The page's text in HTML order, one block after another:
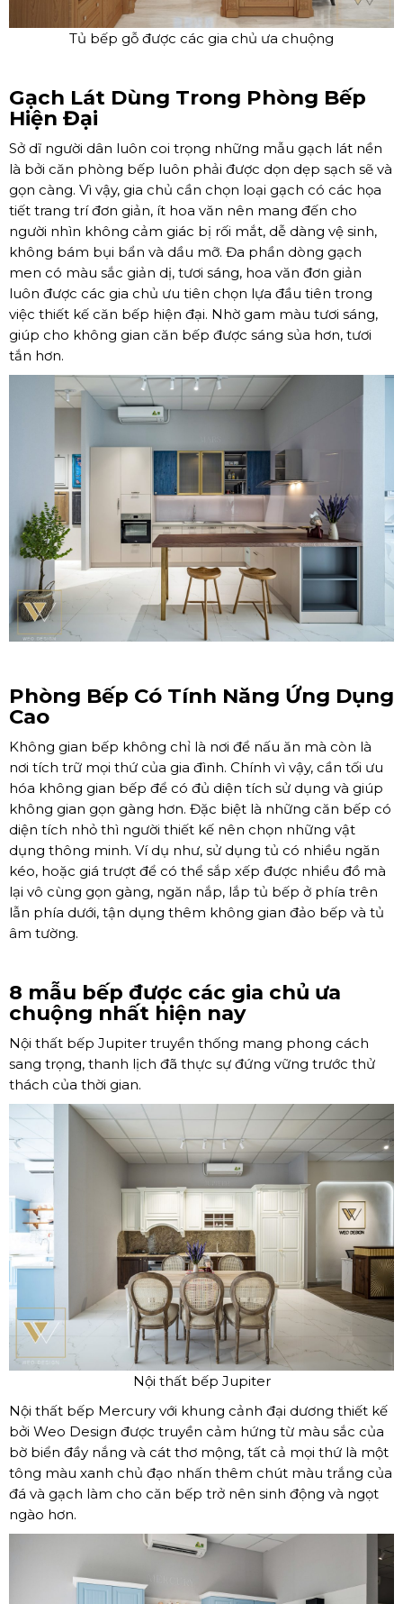
Tủ bếp gỗ được các gia chủ ưa chuộng
Gạch Lát Dùng Trong Phòng Bếp
Hiện Đại
Sở dĩ người dân luôn coi trọng những mẫu gạch lát nền
là bởi căn phòng bếp luôn phải được dọn dẹp sạch sẽ và
gọn càng. Vì vậy, gia chủ cần chọn loại gạch có các họa
tiết trang trí đơn giản, ít hoa văn nên mang đến cho
người nhìn không cảm giác bị rối mắt, dễ dàng vệ sinh,
không bám bụi bẩn và dầu mỡ. Đa phần dòng gạch
men có màu sắc giản dị, tươi sáng, hoa văn đơn giản
luôn được các gia chủ ưu tiên chọn lựa đầu tiên trong
việc thiết kế căn bếp hiện đại. Nhờ gam màu tươi sáng,
giúp cho không gian căn bếp được sáng sủa hơn, tươi
tắn hơn.
Phòng Bếp Có Tính Năng Ứng Dụng
Cao
Không gian bếp không chỉ là nơi để nấu ăn mà còn là
nơi tích trữ mọi thứ của gia đình. Chính vì vậy, cần tối ưu
hóa không gian bếp để có đủ diện tích sử dụng và giúp
không gian gọn gàng hơn. Đặc biệt là những căn bếp có
diện tích nhỏ thì người thiết kế nên chọn những vật
dụng thông minh. Ví dụ như, sử dụng tủ có nhiều ngăn
kéo, hoặc giá trượt để có thể sắp xếp được nhiều đồ mà
lại vô cùng gọn gàng, ngăn nắp, lắp tủ bếp ở phía trên
lẫn phía dưới, tận dụng thêm không gian đảo bếp và tủ
âm tường.
8 mẫu bếp được các gia chủ ưa
chuộng nhất hiện nay
Nội thất bếp Jupiter truyền thống mang phong cách
sang trọng, thanh lịch đã thực sự đứng vững trước thử
thách của thời gian.
Nội thất bếp Jupiter
Nội thất bếp Mercury với khung cảnh đại dương thiết kế
bởi Weo Design được truyền cảm hứng từ màu sắc của
bờ biển đầy nắng và cát thơ mộng, tất cả mọi thứ là một
tông màu xanh chủ đạo nhấn thêm chút màu trắng của
đá và gạch làm cho căn bếp trở nên sinh động và ngọt
ngào hơn.